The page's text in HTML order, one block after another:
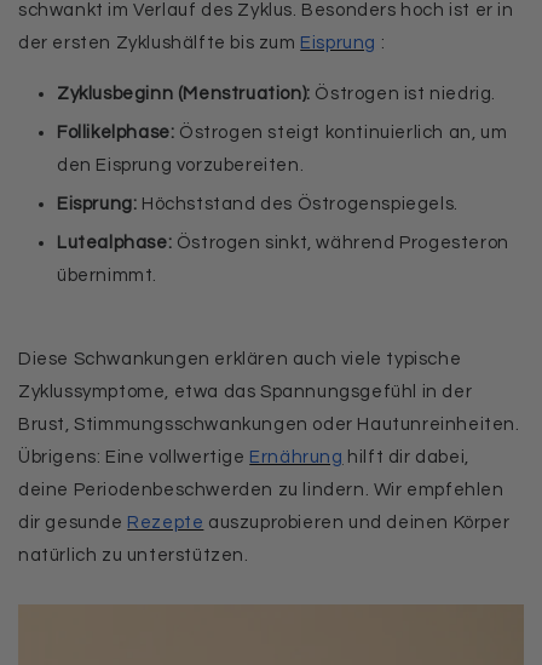
schwankt im Verlauf des Zyklus. Besonders hoch ist er in
der ersten Zyklushälfte bis zum Eisprung :
Zyklusbeginn (Menstruation): Östrogen ist niedrig.
Follikelphase: Östrogen steigt kontinuierlich an, um
den Eisprung vorzubereiten.
Eisprung: Höchststand des Östrogenspiegels.
Lutealphase: Östrogen sinkt, während Progesteron
übernimmt.
Diese Schwankungen erklären auch viele typische
Zyklussymptome, etwa das Spannungsgefühl in der
Brust, Stimmungsschwankungen oder Hautunreinheiten.
Übrigens: Eine vollwertige Ernährung hilft dir dabei,
deine Periodenbeschwerden zu lindern. Wir empfehlen
dir gesunde Rezepte auszuprobieren und deinen Körper
natürlich zu unterstützen.